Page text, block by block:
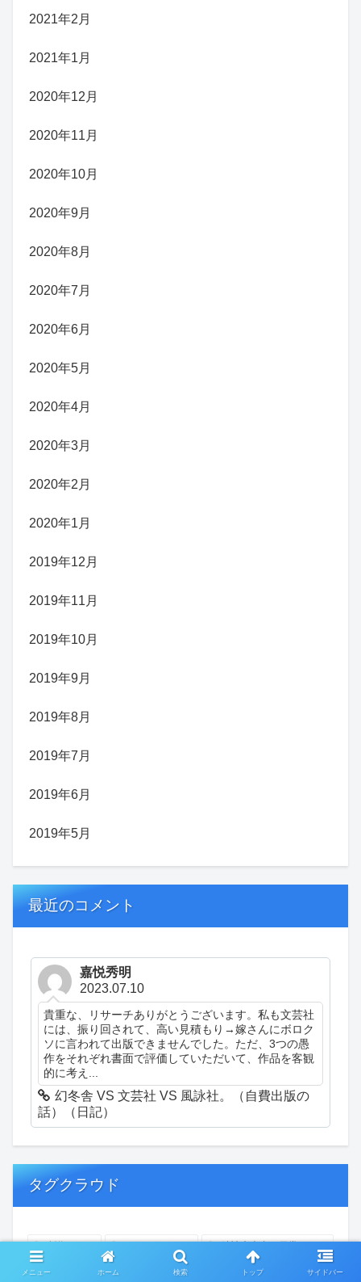
2021年2月
2021年1月
2020年12月
2020年11月
2020年10月
2020年9月
2020年8月
2020年7月
2020年6月
2020年5月
2020年4月
2020年3月
2020年2月
2020年1月
2019年12月
2019年11月
2019年10月
2019年9月
2019年8月
2019年7月
2019年6月
2019年5月
最近のコメント
嘉悦秀明
2023.07.10
貴重な、リサーチありがとうございます。私も文芸社
には、振り回されて、高い見積もり→嫁さんにボロク
ソに言われて出版できませんでした。ただ、3つの愚
作をそれぞれ書面で評価していただいて、作品を客観
的に考え...
幻冬舎 VS 文芸社 VS 風詠社。（自費出版の
話）（日記）
タグクラウド
創作 おぎゃあ 精神病患者の日常
ちょっと頭冷やそうか 一回休み ついカッとなった
メニュー ホーム 検索 トップ サイドバー